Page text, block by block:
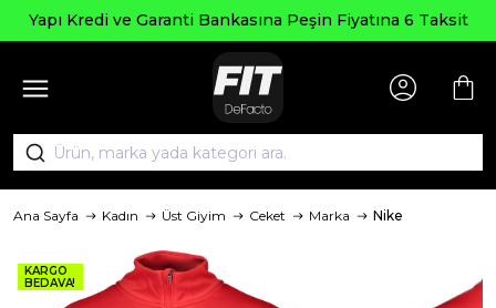
Yapı Kredi ve Garanti Bankasına Peşin Fiyatına 6 Taksit
Ana Sayfa Kadın Üst Giyim Ceket Marka Nike
KARGO
BEDAVA!